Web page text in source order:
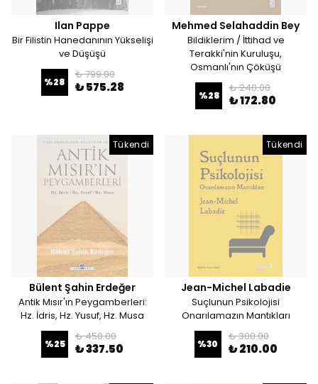
Ilan Pappe
Bir Filistin Hanedanının Yükselişi
ve Düşüşü
%28
₺ 799.00
₺ 575.28
Mehmed Selahaddin Bey
Bildiklerim / İttihad ve
Terakki'nin Kuruluşu,
Osmanlı'nın Çöküşü
%28
₺ 240.00
₺ 172.80
Tükendi
Bülent Şahin Erdeğer
Antik Mısır'ın Peygamberleri:
Hz. İdris, Hz. Yusuf, Hz. Musa
%25
₺ 450.00
₺ 337.50
Tükendi
Jean-Michel Labadie
Suçlunun Psikolojisi
Onarılamazın Mantıkları
%30
₺ 300.00
₺ 210.00